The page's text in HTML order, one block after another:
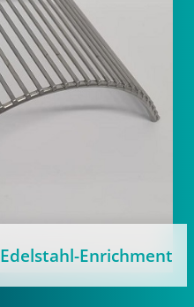
Edelstahl-Enrichment